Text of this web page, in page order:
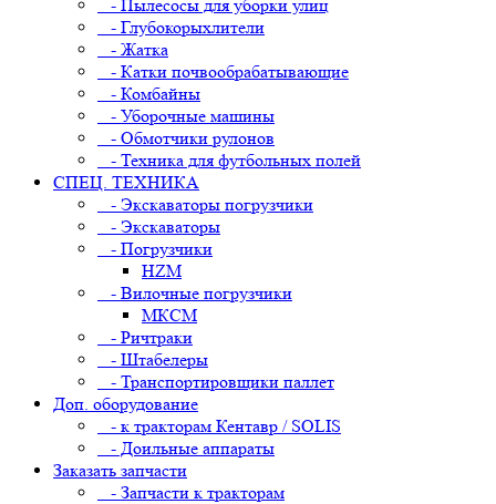
- Пылесосы для уборки улиц
- Глубокорыхлители
- Жатка
- Катки почвообрабатывающие
- Комбайны
- Уборочные машины
- Обмотчики рулонов
- Техника для футбольных полей
СПЕЦ. ТЕХНИКА
- Экскаваторы погрузчики
- Экскаваторы
- Погрузчики
HZM
- Вилочные погрузчики
МКСМ
- Ричтраки
- Штабелеры
- Транспортировщики паллет
Доп. оборудование
- к тракторам Кентавр / SOLIS
- Доильные аппараты
Заказать запчасти
- Запчасти к тракторам